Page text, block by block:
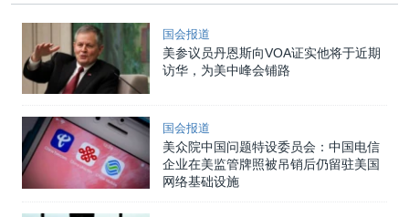
国会报道
美参议员丹恩斯向VOA证实他将于近期
访华，为美中峰会铺路
国会报道
美众院中国问题特设委员会：中国电信
企业在美监管牌照被吊销后仍留驻美国
网络基础设施